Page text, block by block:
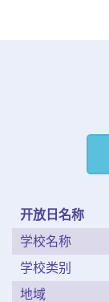
开放日名称
学校名称
学校类别
地域